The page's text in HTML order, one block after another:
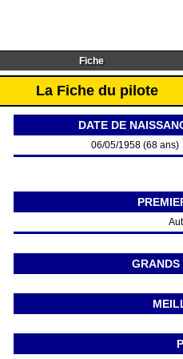
Fiche
La Fiche du pilote
DATE DE
06/05/1958 (68 ans)
GRANDS